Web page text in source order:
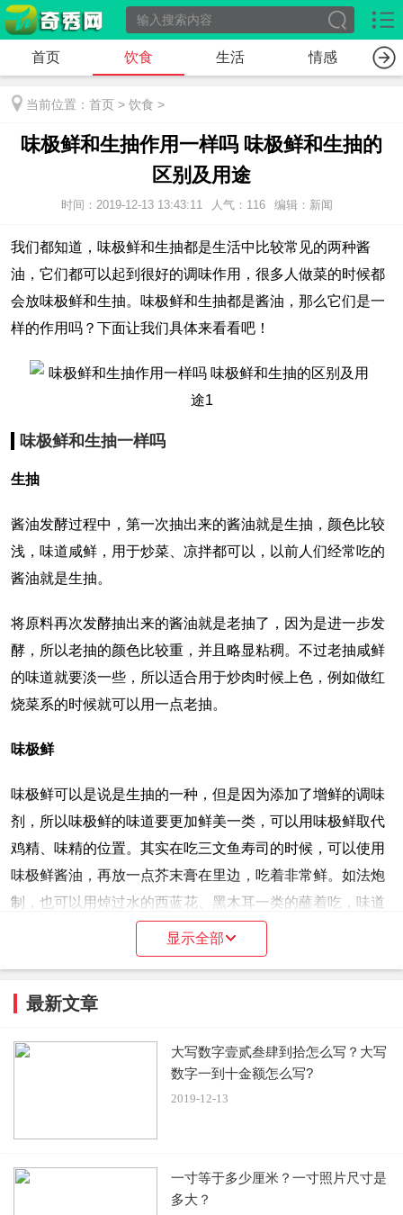
首页 饮食 生活 情感
当前位置： 首页 > 饮食 >
味极鲜和生抽作用一样吗 味极鲜和生抽的
区别及用途
时间：2019-12-13 13:43:11 人气：116 编辑：新闻
我们都知道，味极鲜和生抽都是生活中比较常见的两种酱
油，它们都可以起到很好的调味作用，很多人做菜的时候都
会放味极鲜和生抽。味极鲜和生抽都是酱油，那么它们是一
样的作用吗？下面让我们具体来看看吧！
味极鲜和生抽一样吗
生抽
酱油发酵过程中，第一次抽出来的酱油就是生抽，颜色比较
浅，味道咸鲜，用于炒菜、凉拌都可以，以前人们经常吃的
酱油就是生抽。
将原料再次发酵抽出来的酱油就是老抽了，因为是进一步发
酵，所以老抽的颜色比较重，并且略显粘稠。不过老抽咸鲜
的味道就要淡一些，所以适合用于炒肉时候上色，例如做红
烧菜系的时候就可以用一点老抽。
味极鲜
味极鲜可以是说是生抽的一种，但是因为添加了增鲜的调味
剂，所以味极鲜的味道要更加鲜美一类，可以用味极鲜取代
鸡精、味精的位置。其实在吃三文鱼寿司的时候，可以使用
味极鲜酱油，再放一点芥末膏在里边，吃着非常鲜。如法炮
制，也可以用焯过水的西蓝花、黑木耳一类的蘸着吃，味道
味极鲜和生抽有什么区别
大家都知道谷氨酸钠是鲜味的重要来源，味极鲜之所以吃过
显示全部
最新文章
大写数字壹贰叁肆到拾怎么写？大写
数字一到十金额怎么写?
2019-12-13
一寸等于多少厘米？一寸照片尺寸是
多大？